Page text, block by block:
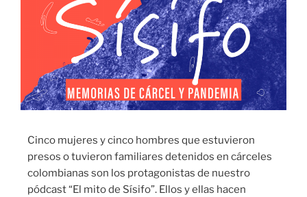
Cinco mujeres y cinco hombres que estuvieron
presos o tuvieron familiares detenidos en cárceles
colombianas son los protagonistas de nuestro
pódcast “El mito de Sísifo”. Ellos y ellas hacen